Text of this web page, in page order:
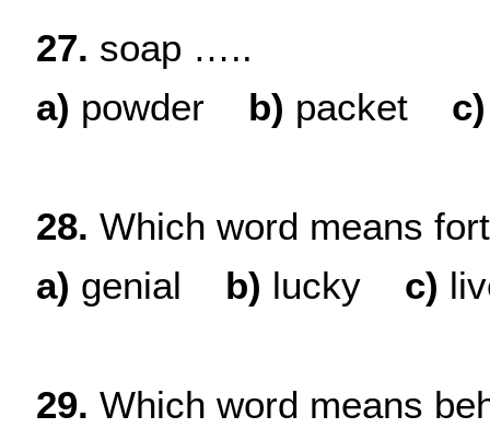
27. soap …..
a) powder b) packet c)
28. Which word means
a) genial b) lucky c)
29. Which word means